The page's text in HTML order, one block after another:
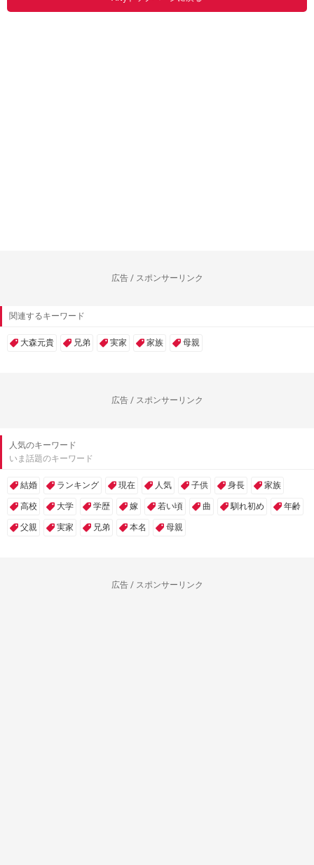
広告 / スポンサーリンク
関連するキーワード
大森元貴 兄弟 実家 家族 母親
広告 / スポンサーリンク
人気のキーワード
いま話題のキーワード
結婚 ランキング 現在 人気 子供 身長 家族
高校 大学 学歴 嫁 若い頃 曲 馴れ初め 年齢
父親 実家 兄弟 本名 母親
広告 / スポンサーリンク